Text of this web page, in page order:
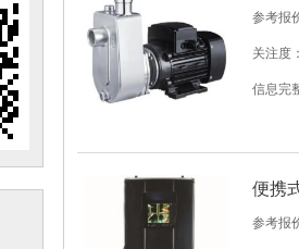
参考报
关注度
信息完
便携
参考报